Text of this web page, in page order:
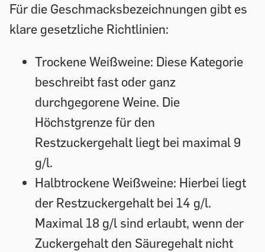
Für die Geschmacksbezeichnungen gibt es
klare gesetzliche Richtlinien:
Trockene Weißweine: Diese Kategorie
beschreibt fast oder ganz
durchgegorene Weine. Die
Höchstgrenze für den
Restzuckergehalt liegt bei maximal 9
g/l.
Halbtrockene Weißweine: Hierbei liegt
der Restzuckergehalt bei 14 g/l.
Maximal 18 g/l sind erlaubt, wenn der
Zuckergehalt den Säuregehalt nicht